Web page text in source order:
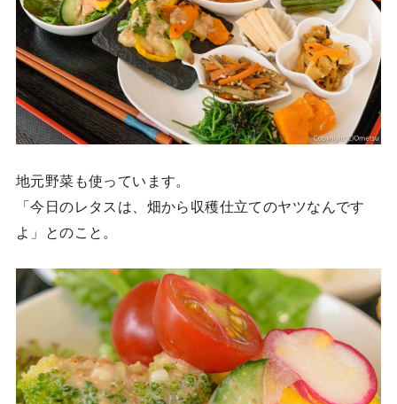
地元野菜も使っています。
「今日のレタスは、畑から収穫仕立てのヤツなんです
よ」とのこと。